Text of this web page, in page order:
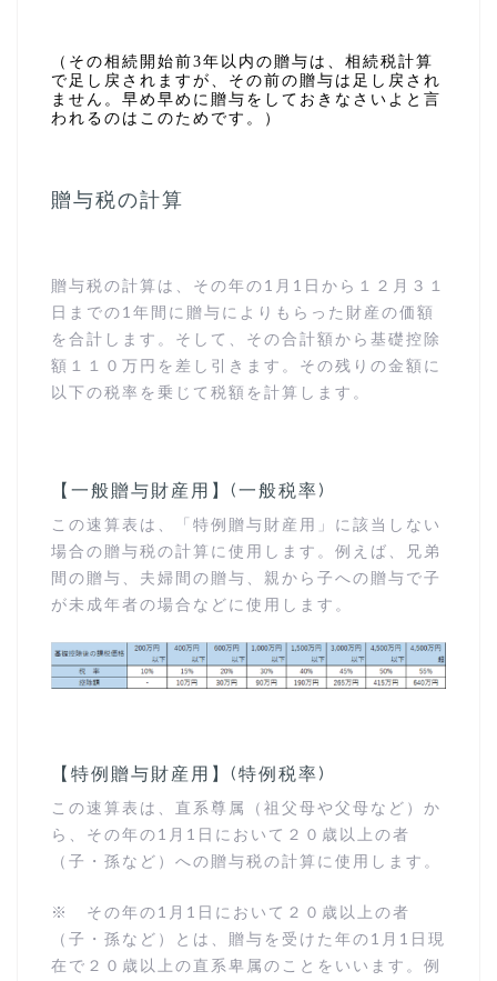
（その相続開始前3年以内の贈与は、相続税計算
で足し戻されますが、その前の贈与は足し戻され
ません。早め早めに贈与をしておきなさいよと言
われるのはこのためです。）
贈与税の計算
贈与税の計算は、その年の1月1日から１２月３１
日までの1年間に贈与によりもらった財産の価額
を合計します。そして、その合計額から基礎控除
額１１０万円を差し引きます。その残りの金額に
以下の税率を乗じて税額を計算します。
【一般贈与財産用】(一般税率)
この速算表は、「特例贈与財産用」に該当しない
場合の贈与税の計算に使用します。例えば、兄弟
間の贈与、夫婦間の贈与、親から子への贈与で子
が未成年者の場合などに使用します。
【特例贈与財産用】(特例税率)
この速算表は、直系尊属（祖父母や父母など）か
ら、その年の1月1日において２０歳以上の者
（子・孫など）への贈与税の計算に使用します。
※ その年の1月1日において２０歳以上の者
（子・孫など）とは、贈与を受けた年の1月1日現
在で２０歳以上の直系卑属のことをいいます。例